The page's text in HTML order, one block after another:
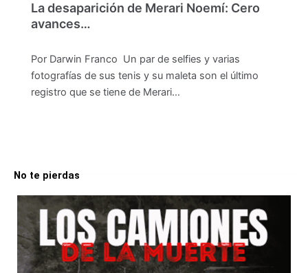
La desaparición de Merari Noemí: Cero
avances…
Por Darwin Franco Un par de selfies y varias
fotografías de sus tenis y su maleta son el último
registro que se tiene de Merari…
No te pierdas